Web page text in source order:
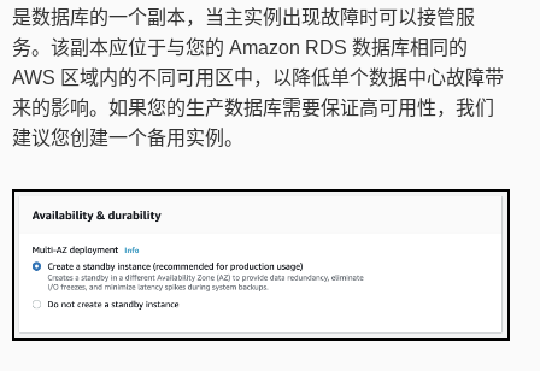
是数据库的一个副本，当主实例出现故障时可以接管服
务。该副本应位于与您的 Amazon RDS 数据库相同的
AWS 区域内的不同可用区中，以降低单个数据中心故障带
来的影响。如果您的生产数据库需要保证高可用性，我们
建议您创建一个备用实例。